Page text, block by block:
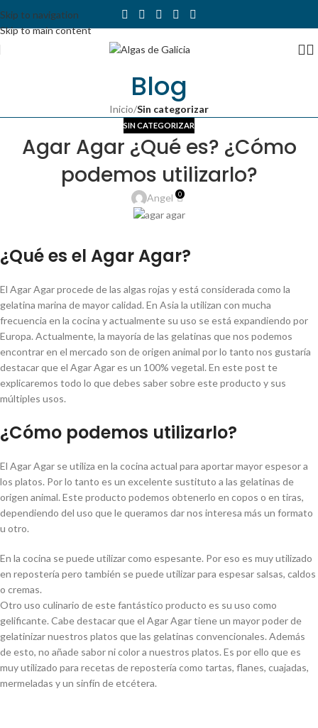
Skip to navigation
Skip to main content
Blog
Inicio/Sin categorizar
SIN CATEGORIZAR
Agar Agar ¿Qué es? ¿Cómo
podemos utilizarlo?
Angel 0
¿Qué es el Agar Agar?
El Agar Agar procede de las algas rojas y está considerada como la
gelatina marina de mayor calidad. En Asia la utilizan con mucha
frecuencia en la cocina y actualmente su uso se está expandiendo por
Europa. Actualmente, la mayoría de las gelatinas que nos podemos
encontrar en el mercado son de origen animal por lo tanto nos gustaría
destacar que el Agar Agar es un 100% vegetal. En este post te
explicaremos todo lo que debes saber sobre este producto y sus
múltiples usos.
¿Cómo podemos utilizarlo?
El Agar Agar se utiliza en la cocina actual para aportar mayor espesor a
los platos. Por lo tanto es un excelente sustituto a las gelatinas de
origen animal. Este producto podemos obtenerlo en copos o en tiras,
dependiendo del uso que le queramos dar nos interesa más un formato
u otro.
En la cocina se puede utilizar como espesante. Por eso es muy utilizado
en repostería pero también se puede utilizar para espesar salsas, caldos
o cremas.
Otro uso culinario de este fantástico producto es su uso como
gelificante. Cabe destacar que el Agar Agar tiene un mayor poder de
gelatinizar nuestros platos que las gelatinas convencionales. Además
de esto, no añade sabor ni color a nuestros platos. Es por ello que es
muy utilizado para recetas de repostería como tartas, flanes, cuajadas,
mermeladas y un sinfín de etcétera.